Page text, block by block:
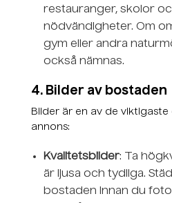
restauranger, skolor
nödvändigheter. Om
gym eller andra
också nämnas.
4. Bilder av bostaden
Bilder är en av de viktigaste
annons:
Kvalitetsbilder: Ta
är ljusa och tydliga.
bostaden innan du